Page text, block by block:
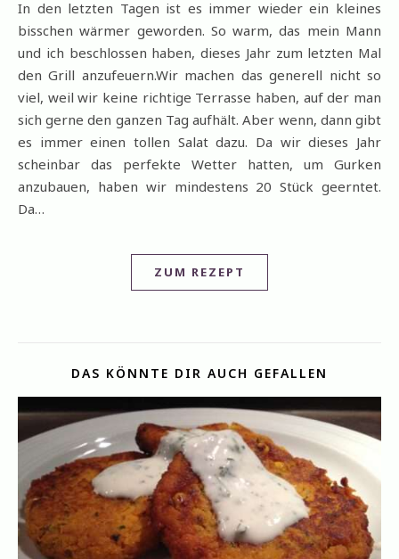
In den letzten Tagen ist es immer wieder ein kleines
bisschen wärmer geworden. So warm, das mein Mann
und ich beschlossen haben, dieses Jahr zum letzten Mal
den Grill anzufeuern.Wir machen das generell nicht so
viel, weil wir keine richtige Terrasse haben, auf der man
sich gerne den ganzen Tag aufhält. Aber wenn, dann gibt
es immer einen tollen Salat dazu. Da wir dieses Jahr
scheinbar das perfekte Wetter hatten, um Gurken
anzubauen, haben wir mindestens 20 Stück geerntet.
Da…
ZUM REZEPT
DAS KÖNNTE DIR AUCH GEFALLEN